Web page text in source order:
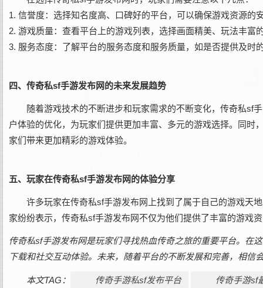
1. 信誉度：选择知名度高、口碑好的平台，可以确保游戏资源的
2. 游戏质量：查看平台上的游戏列表，选择画面精美、玩法丰富
3. 服务态度：了解平台的服务态度和服务质量，如是否提供及
四、传奇私sf手游发布网的未来发展趋势
随着游戏技术的不断进步和玩家需求的不断变化，传奇私sf
户体验的优化，为玩家们提供更加丰富、多元的游戏选择。同
家们带来更加精彩的游戏体验。
五、玩家在传奇私sf手游发布网的体验分享
许多玩家在传奇私sf手游发布网上找到了属于自己的游戏天
家纷纷表示，传奇私sf手游发布网不仅为他们提供了丰富的游戏
传奇私sf手游发布网是玩家们寻找热血传奇之旅的重要平台。在
下载和社交互动体验。未来，随着平台的不断发展和完善，相
本文TAG： 传奇手游私sf发布平台 传奇手游sf